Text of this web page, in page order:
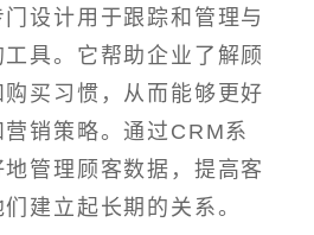
设计用于跟踪和管理与
具。它帮助企业了解顾
买习惯，从而能够更好
销策略。通过CRM系
管理顾客数据，提高客
建立起长期的关系。